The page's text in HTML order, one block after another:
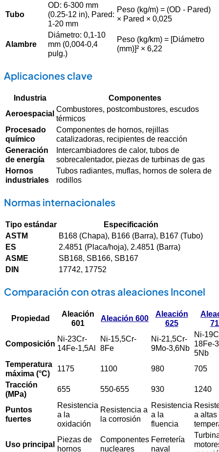
Tubo
OD: 6-300 mm
(0.25-12 in), Pared:
1-20 mm
Peso (kg/m) = (OD - Pared)
× Pared × 0,025
Alambre
Diámetro: 0,1-10
mm (0,004-0,4
pulg.)
Peso (kg/km) = [Diámetro
(mm)]² × 6,22
Aplicaciones clave
Industria
Componentes
Aeroespacial Combustores, postcombustores, escudos
térmicos
Procesado
químico
Componentes de hornos, rejillas
catalizadoras, recipientes de reacción
Generación
de energía
Intercambiadores de calor, tubos de
sobrecalentador, piezas de turbinas de gas
Hornos
industriales
Tubos radiantes, muflas, hornos de solera de
rodillos
Normas internacionales
Tipo estándar
Especificación
ASTM
B168 (Chapa), B166 (Barra), B167 (Tubo)
ES
2.4851 (Placa/hoja), 2.4851 (Barra)
ASME
SB168, SB166, SB167
DIN
17742, 17752
Comparación con otras aleaciones Inconel
Propiedad
Aleación
601
Aleación 600
Aleación
625
Composición
Ni-23Cr-
14Fe-1,5Al
Ni-15,5Cr-
8Fe
Ni-21,5Cr-
9Mo-3,6Nb
Ni-
18Fe-
5Nb
Temperatura
máxima (°C)
1175 1100 980
705
Tracción
(MPa)
655 550-655 930 1240
Puntos
fuertes
Resistencia
a la
oxidación
Resistencia a
la corrosión
Resistencia
a la
fluencia
a altas
Uso principal
Piezas de
hornos
Componentes
nucleares
Ferretería
naval